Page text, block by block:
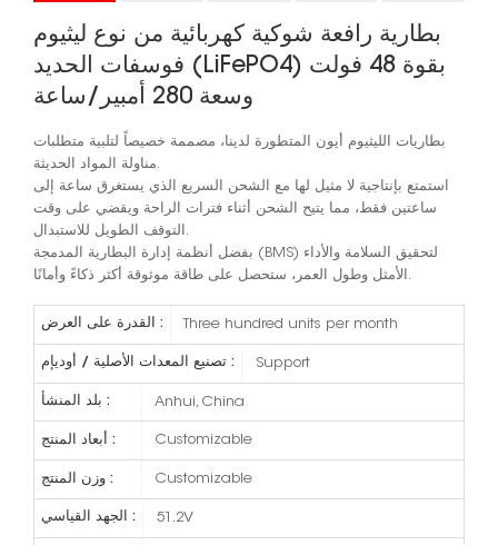
بطارية رافعة شوكية كهربائية من نوع ليثيوم
فوسفات الحديد (LiFePO4) بقوة 48 فولت
وسعة 280 أمبير/ساعة
بطاريات الليثيوم أيون المتطورة لدينا، مصممة خصيصاً لتلبية متطلبات
مناولة المواد الحديثة.
استمتع بإنتاجية لا مثيل لها مع الشحن السريع الذي يستغرق ساعة إلى
ساعتين فقط، مما يتيح الشحن أثناء فترات الراحة ويقضي على وقت
التوقف الطويل للاستبدال.
بفضل أنظمة إدارة البطارية المدمجة (BMS) لتحقيق السلامة والأداء
الأمثل وطول العمر، ستحصل على طاقة موثوقة أكثر ذكاءً وأمانًا.
القدرة على العرض : Three hundred units per month
تصنيع المعدات الأصلية / أوديإم : Support
بلد المنشأ : Anhui, China
أبعاد المنتج : Customizable
وزن المنتج : Customizable
الجهد القياسي : 51.2V